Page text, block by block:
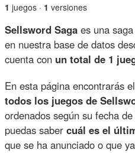
1 juegos · 1 versiones
Sellsword Saga es una
en nuestra base de datos
cuenta con un total de 1
En esta página encontrarás el
todos los juegos de
ordenados según su fecha
puedas sabercuál es el
que se ha anunciado o que